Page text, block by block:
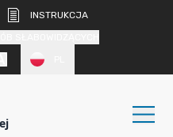
INSTRUKCJA